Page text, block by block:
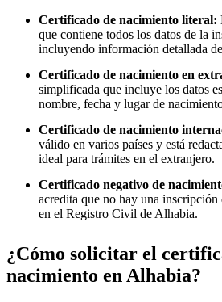
Certificado de nacimiento literal:
que contiene todos los datos de la
incluyendo información detallada
Certificado de nacimiento en
simplificada que incluye los datos
nombre, fecha y lugar de
Certificado de nacimiento
válido en varios países y está
ideal para trámites en el extranjero.
Certificado negativo de
acredita que no hay una inscripción
en el Registro Civil de Alhabia.
¿Cómo solicitar el
nacimiento enAlhabia?